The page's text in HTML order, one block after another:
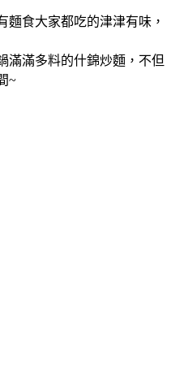
麵食大家都吃的津津有味，
滿滿多料的什錦炒麵，不但
~